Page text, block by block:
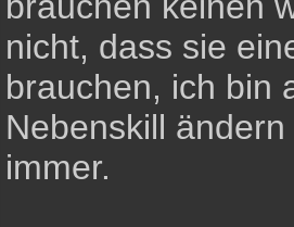
nicht, dass sie
brauchen, ich bin
Nebenskill
immer.